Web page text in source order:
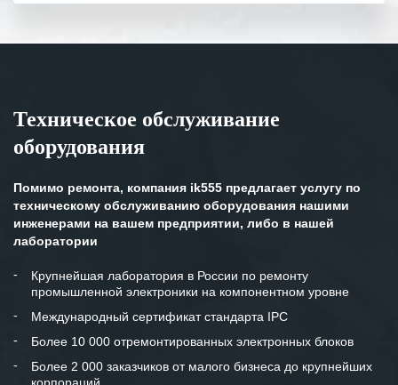
Особенно хочется отметить высокую
клиентоориентированность
готовность помочь в самых сложных
Мы высоко ценим сложившиеся
и доверительные партнерские
отношения и искренне желаем
«Инженерной компании «555» долгих
лет успеха и процветания.
Техническое обслуживание
оборудования
Помимо ремонта, компания ik555 предлагает услугу по
техническому обслуживанию оборудования нашими
инженерами на вашем предприятии, либо в нашей
лаборатории
Крупнейшая лаборатория в России по ремонту
промышленной электроники на компонентном уровне
Международный сертификат стандарта IPC
Более 10 000 отремонтированных электронных блоков
Более 2 000 заказчиков от малого бизнеса до крупнейших
корпораций